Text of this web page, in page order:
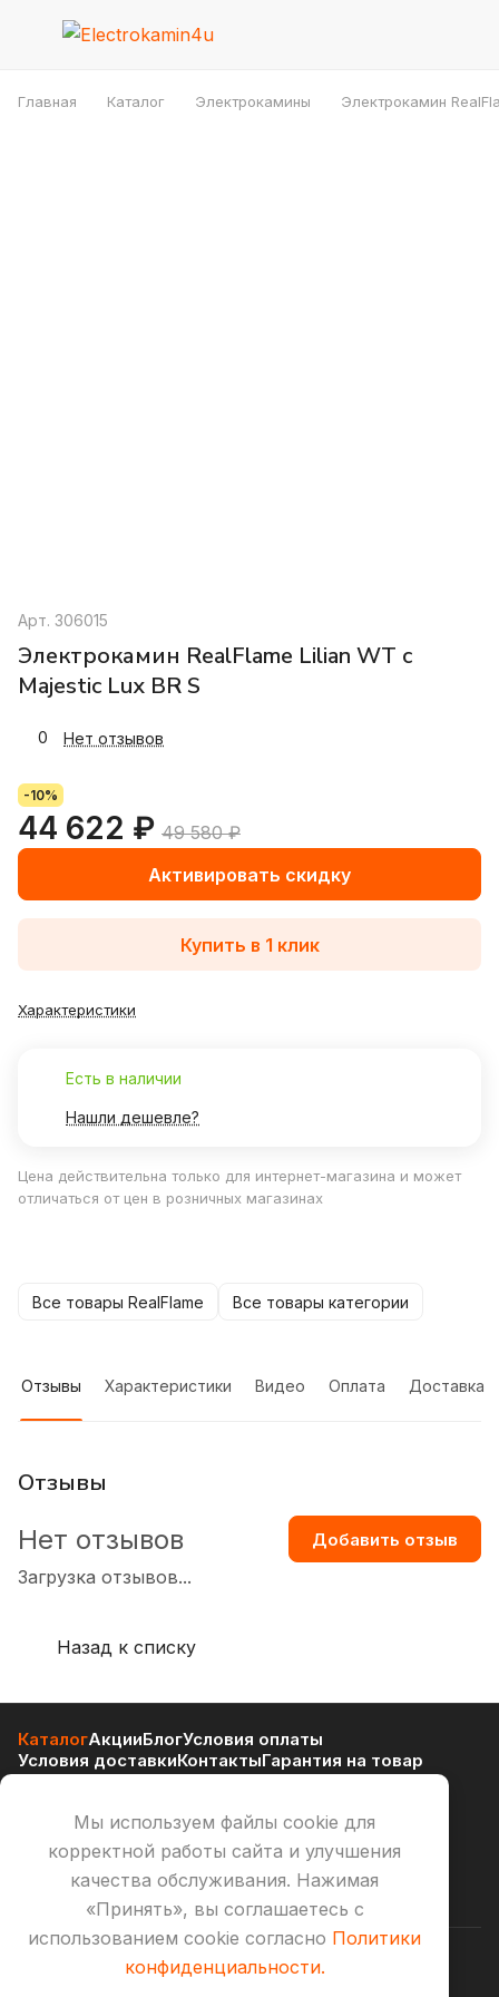
Главная Каталог Электрокамины Электрокамин
Арт. 306015
Электрокамин RealFlame Lilian WT с
Majestic Lux BR S
0 Нет отзывов
-10%
44 622 ₽ 49 580 ₽
Активировать скидку
Купить в 1 клик
Характеристики
Есть в наличии
Нашли дешевле?
Цена действительна только для интернет-магазина и может
отличаться от цен в розничных магазинах
Все товары RealFlame Все товары категории
Отзывы Характеристики Видео Оплата Доставка
Отзывы
Загрузка отзывов...
Нет отзывов Добавить отзыв
Назад к списку
КаталогАкцииБлогУсловия оплаты
Условия доставкиКонтактыГарантия на товар
Оферта
8 800 505 59 70
fire@electrokamin4u.ru
© 2026 Electrokamin4u
Мы используем файлы cookie для
корректной работы сайта и улучшения
качества обслуживания. Нажимая
«Принять», вы соглашаетесь с
использованием cookie согласно Политики
конфиденциальности.